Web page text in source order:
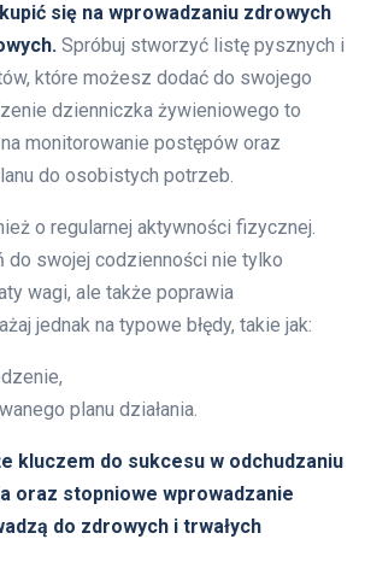
się na wprowadzaniu zdrowych
Spróbuj stworzyć listę pysznych i
które możesz dodać do swojego
dzienniczka żywieniowego to
monitorowanie postępów oraz
do osobistych potrzeb.
o regularnej aktywności fizycznej.
do swojej codzienności nie tylko
wagi, ale także poprawia
jednak na typowe błędy, takie jak:
planu działania.
kluczem do sukcesu w odchudzaniu
oraz stopniowe wprowadzanie
do zdrowych i trwałych